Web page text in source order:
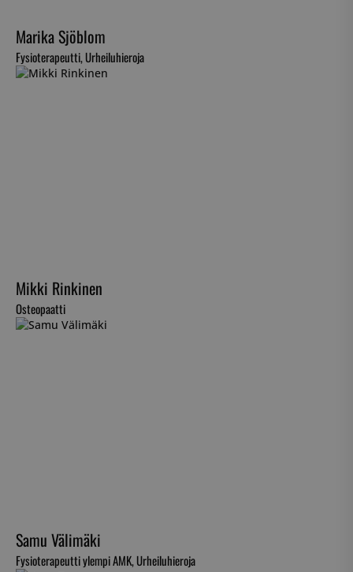
Marika Sjöblom
Fysioterapeutti, Urheiluhieroja
Mikki Rinkinen
Osteopaatti
Samu Välimäki
Fysioterapeutti ylempi AMK, Urheiluhieroja